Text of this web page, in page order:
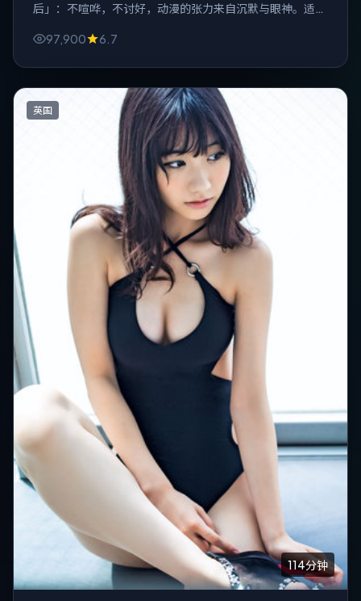
后」：不喧哗，不讨好，动漫的张力来自沉默与眼神。适合
97,900
6.7
英国
114分钟